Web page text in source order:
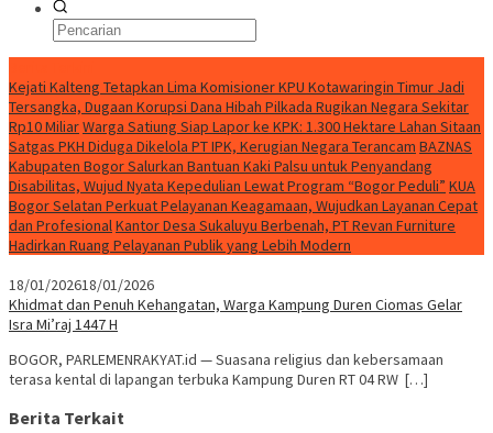
Kejati Kalteng Tetapkan Lima Komisioner KPU Kotawaringin Timur Jadi
Tersangka, Dugaan Korupsi Dana Hibah Pilkada Rugikan Negara Sekitar
Rp10 MiliarWarga Satiung Siap Lapor ke KPK: 1.300 Hektare Lahan Sitaan
Satgas PKH Diduga Dikelola PT IPK, Kerugian Negara Terancam BAZNAS
Kabupaten Bogor Salurkan Bantuan Kaki Palsu untuk Penyandang
Disabilitas, Wujud Nyata Kepedulian Lewat Program “Bogor Peduli” KUA
Bogor Selatan Perkuat Pelayanan Keagamaan, Wujudkan Layanan Cepat
dan ProfesionalKantor Desa Sukaluyu Berbenah, PT Revan Furniture
Hadirkan Ruang Pelayanan Publik yang Lebih Modern
18/01/202618/01/2026
Khidmat dan Penuh Kehangatan, Warga Kampung Duren Ciomas Gelar
Isra Mi’raj 1447 H
BOGOR, PARLEMENRAKYAT.id — Suasana religius dan kebersamaan
terasa kental di lapangan terbuka Kampung Duren RT 04 RW […]
Berita Terkait